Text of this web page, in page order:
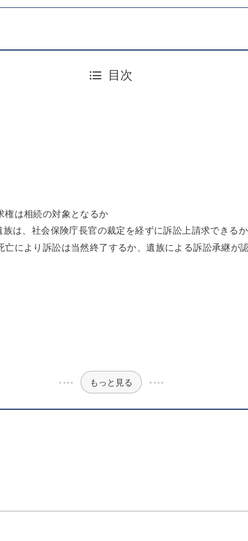
目次
権は相続の対象となるか
は、社会保険庁長官の裁定を経ずに訴訟上請求できるか
亡により訴訟は当然終了するか、遺族による訴訟承継が
もっと見る